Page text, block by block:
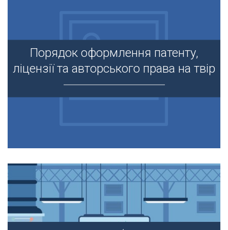
Порядок оформлення патенту,
ліцензії та авторського права на твір
Порядок оформлення патенту,
ліцензії та авторського права на твір